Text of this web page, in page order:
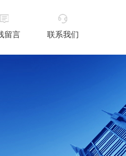
留言 联系我们